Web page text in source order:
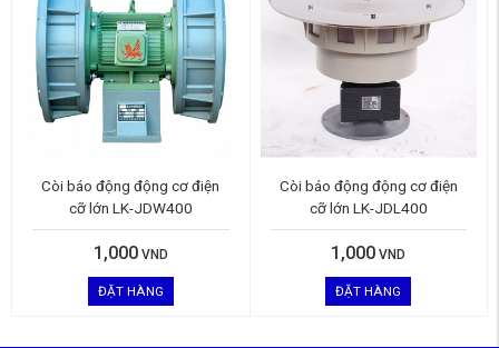
Còi báo động động cơ điện
cỡ lớn LK-JDW400
1,000 VND
ĐẶT HÀNG
Còi báo động động cơ điện
cỡ lớn LK-JDL400
1,000 VND
ĐẶT HÀNG